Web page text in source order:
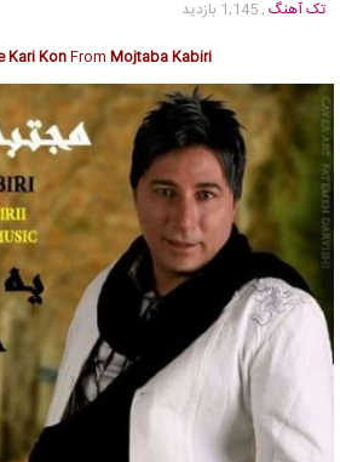
تک آهنگ , 1,145 بازدید
Kari KonFrom Mojtaba Kabiri